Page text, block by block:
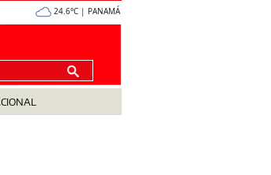
24.6°C | PANAMÁ